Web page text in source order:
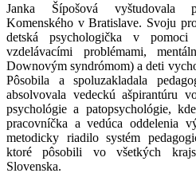
Janka Šípošová vyštudovala
Komenského v Bratislave. Svoju
detská psychologička v
vzdelávacími problémami,
Downovým syndrómom) a deti
Pôsobila a spoluzakladala
absolvovala vedeckú ašpirantúru
psychológie a patopsychológie,
pracovníčka a vedúca oddelenia
metodicky riadilo systém
ktoré pôsobili vo všetkých
Slovenska.